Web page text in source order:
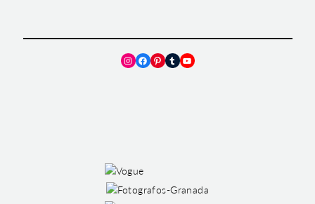
Instagram
Facebook
Pinterest
TumblrYouTube